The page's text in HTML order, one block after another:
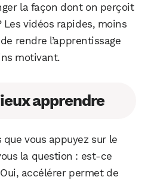
la façon dont on perçoit
Les vidéos rapides, moins
rendre l’apprentissage
motivant.
apprendre
vous appuyez sur le
la question : est-ce
accélérer permet de